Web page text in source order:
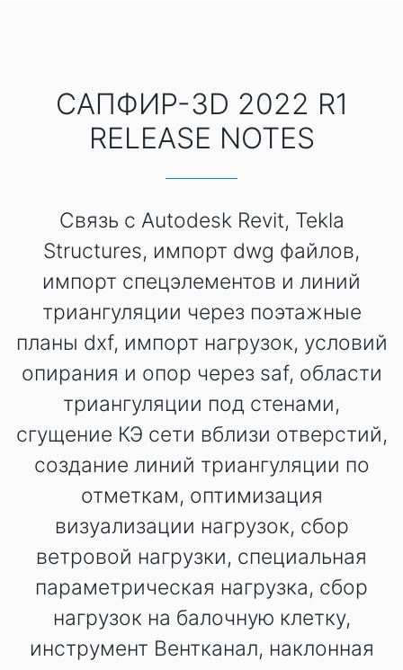
САПФИР-3D 2022 R1
RELEASE NOTES
Связь с Autodesk Revit, Tekla
Structures, импорт dwg файлов,
импорт спецэлементов и линий
триангуляции через поэтажные
планы dxf, импорт нагрузок, условий
опирания и опор через saf, области
триангуляции под стенами,
сгущение КЭ сети вблизи отверстий,
создание линий триангуляции по
отметкам, оптимизация
визуализации нагрузок, сбор
ветровой нагрузки, специальная
параметрическая нагрузка, сбор
нагрузок на балочную клетку,
инструмент Вентканал, наклонная